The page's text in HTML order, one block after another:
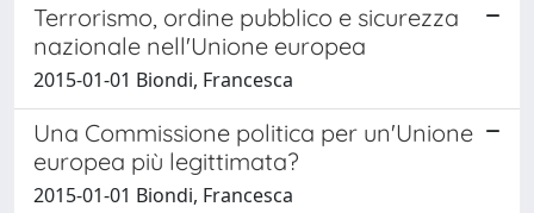
Terrorismo, ordine pubblico e sicurezza
nazionale nell'Unione europea
2015-01-01 Biondi, Francesca
Una Commissione politica per un'Unione
europea più legittimata?
2015-01-01 Biondi, Francesca